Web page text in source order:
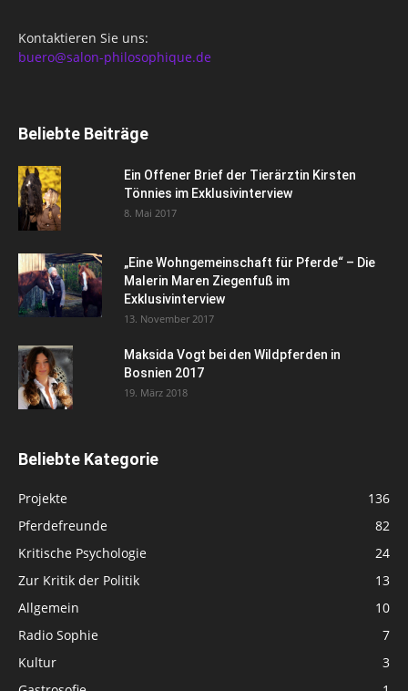
Kontaktieren Sie uns:
buero@salon-philosophique.de
Beliebte Beiträge
Ein Offener Brief der Tierärztin Kirsten
Tönnies im Exklusivinterview
8. Mai 2017
„Eine Wohngemeinschaft für Pferde“ – Die
Malerin Maren Ziegenfuß im
Exklusivinterview
13. November 2017
Maksida Vogt bei den Wildpferden in
Bosnien 2017
19. März 2018
Beliebte Kategorie
Projekte
136
Pferdefreunde
82
Kritische Psychologie
24
Zur Kritik der Politik
13
Allgemein
10
Radio Sophie
7
Kultur
3